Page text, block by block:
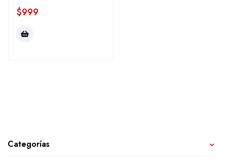
Categorías
$999